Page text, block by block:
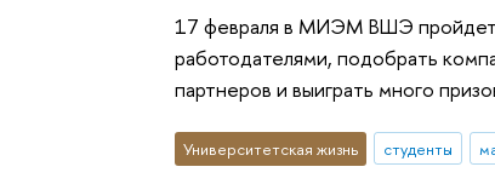
17 февраля в МИЭМ ВШЭ пройдет
работодателями, подобрать
партнеров и выиграть много
Университетская жизнь студенты